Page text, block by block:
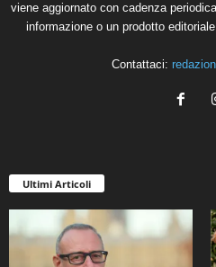
viene aggiornato con cadenza
informazione o un prodotto
Contattaci:
Ultimi Articoli